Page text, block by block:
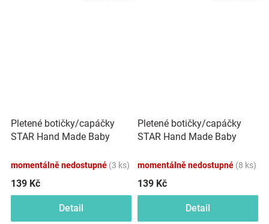
Pletené botičky/capáčky
STAR Hand Made Baby
momentálně nedostupné (3 ks)
139 Kč
Detail
Pletené botičky/capáčky
STAR Hand Made Baby
momentálně nedostupné (8 ks)
139 Kč
Detail